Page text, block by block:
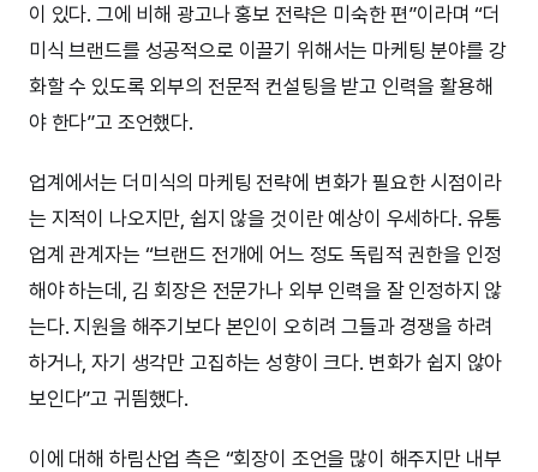
이 있다. 그에 비해 광고나 홍보 전략은 미숙한 편”이라며 “더
미식 브랜드를 성공적으로 이끌기 위해서는 마케팅 분야를 강
화할 수 있도록 외부의 전문적 컨설팅을 받고 인력을 활용해
야 한다”고 조언했다.
업계에서는 더미식의 마케팅 전략에 변화가 필요한 시점이라
는 지적이 나오지만, 쉽지 않을 것이란 예상이 우세하다. 유통
업계 관계자는 “브랜드 전개에 어느 정도 독립적 권한을 인정
해야 하는데, 김 회장은 전문가나 외부 인력을 잘 인정하지 않
는다. 지원을 해주기보다 본인이 오히려 그들과 경쟁을 하려
하거나, 자기 생각만 고집하는 성향이 크다. 변화가 쉽지 않아
보인다”고 귀띔했다.
이에 대해 하림산업 측은 “회장이 조언을 많이 해주지만 내부